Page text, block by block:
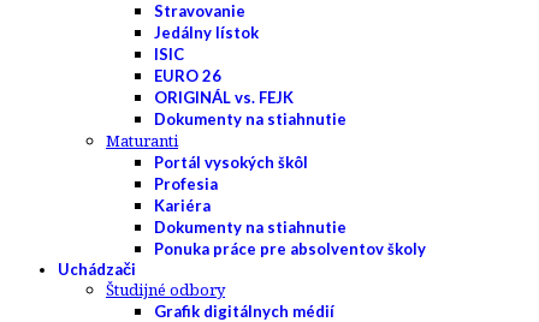
Stravovanie
Jedálny lístok
ISIC
EURO 26
ORIGINÁL vs. FEJK
Dokumenty na stiahnutie
Maturanti
Portál vysokých škôl
Profesia
Kariéra
Dokumenty na stiahnutie
Ponuka práce pre absolventov školy
Uchádzači
Študijné odbory
Grafik digitálnych médií